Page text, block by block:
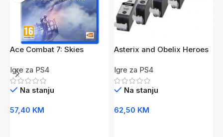
Ace Combat 7: Skies
Igre za PS4
Na stanju
57,40 KM
Asterix and Obelix Heroes
Igre za PS4
Na stanju
62,50 KM